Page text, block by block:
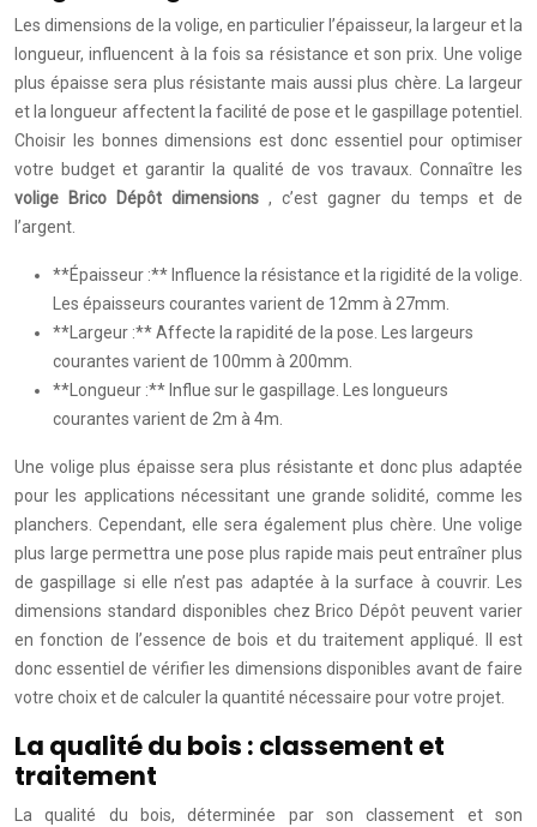
Les dimensions de la volige, en particulier l’épaisseur, la largeur et la
longueur, influencent à la fois sa résistance et son prix. Une volige
plus épaisse sera plus résistante mais aussi plus chère. La largeur
et la longueur affectent la facilité de pose et le gaspillage potentiel.
Choisir les bonnes dimensions est donc essentiel pour optimiser
votre budget et garantir la qualité de vos travaux. Connaître les
volige Brico Dépôt dimensions , c’est gagner du temps et de
l’argent.
**Épaisseur :** Influence la résistance et la rigidité de la volige.
Les épaisseurs courantes varient de 12mm à 27mm.
**Largeur :** Affecte la rapidité de la pose. Les largeurs
courantes varient de 100mm à 200mm.
**Longueur :** Influe sur le gaspillage. Les longueurs
courantes varient de 2m à 4m.
Une volige plus épaisse sera plus résistante et donc plus adaptée
pour les applications nécessitant une grande solidité, comme les
planchers. Cependant, elle sera également plus chère. Une volige
plus large permettra une pose plus rapide mais peut entraîner plus
de gaspillage si elle n’est pas adaptée à la surface à couvrir. Les
dimensions standard disponibles chez Brico Dépôt peuvent varier
en fonction de l’essence de bois et du traitement appliqué. Il est
donc essentiel de vérifier les dimensions disponibles avant de faire
votre choix et de calculer la quantité nécessaire pour votre projet.
La qualité du bois : classement et
traitement
La qualité du bois, déterminée par son classement et son